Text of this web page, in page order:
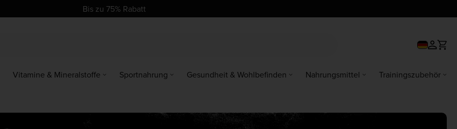
Bis zu 75% Rabatt
Vitamine & Mineralstoffe Sportnahrung Gesundheit & Wohlbefinden Nahrungsmittel Trainingszubehör